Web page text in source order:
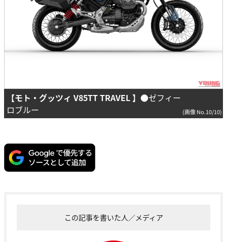
【モト・グッツィ V85TT TRAVEL 】 ●ゼフィー
ロブルー
(画像 No.10/10)
この記事を書いた人／メディア